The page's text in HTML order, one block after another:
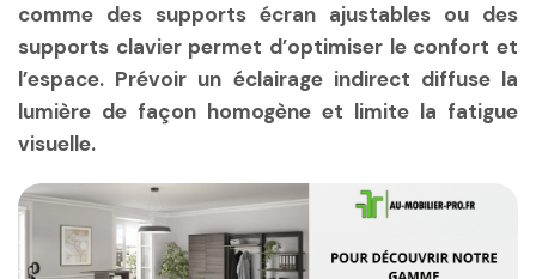
comme des supports écran ajustables ou des
supports clavier permet d’optimiser le confort et
l’espace. Prévoir un éclairage indirect diffuse la
lumière de façon homogène et limite la fatigue
visuelle.